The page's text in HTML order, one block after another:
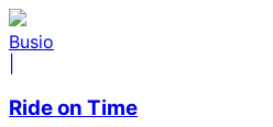
Busio
Ride on Time